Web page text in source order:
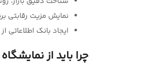
نمایش مزیت رقابتی
ایجاد بانک
چرا باید از